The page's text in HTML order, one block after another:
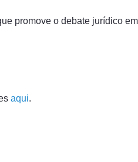
promove o debate jurídico
aqui.